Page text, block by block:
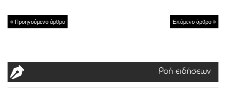
Προηγούμενο άρθρο Επόμενο άρθρο
Ροή ειδήσεων